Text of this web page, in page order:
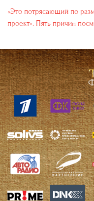
«Это потрясающий по
проект». Пять причин